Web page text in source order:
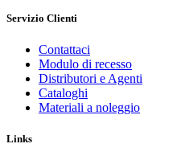
Servizio Clienti
Contattaci
Modulo di recesso
Distributori e Agenti
Cataloghi
Materiali a noleggio
Links